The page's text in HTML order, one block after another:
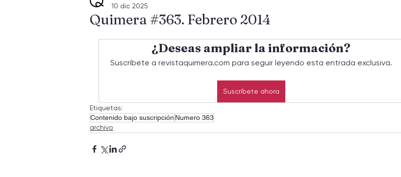
Quimera #363. Febrero 2014
10 dic 2025
¿Deseas ampliar la información?
Suscríbete a revistaquimera.com para seguir leyendo esta entrada exclusiva.
Suscríbete ahora
Etiquetas:
Contenido bajo suscripción Numero 363
archivo